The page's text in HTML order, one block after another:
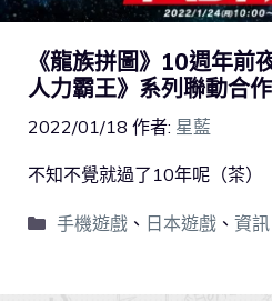
《龍族拼圖》10週年前
人力霸王》系列聯動合
2022/01/18 作者: 星藍
不知不覺就過了10年呢（茶）
手機遊戲、 日本遊戲、 資訊